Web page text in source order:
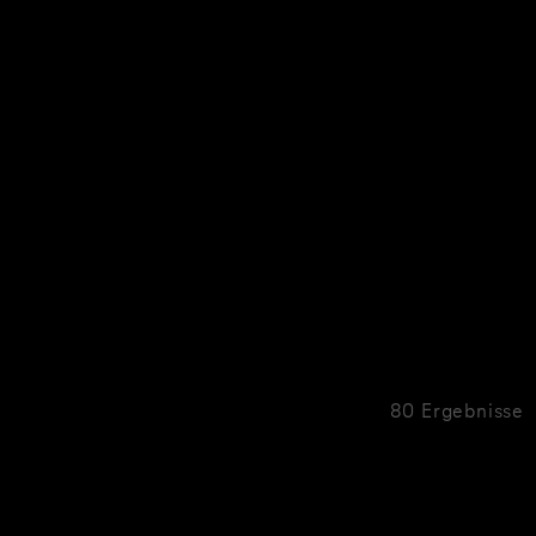
80 Ergebnisse